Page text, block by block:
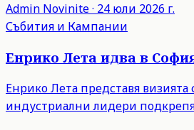
Admin Novinite· 24 юли 2026 г.
Събития и Кампании
Енрико Лета идва в
Енрико Лета представя
индустриални лидери